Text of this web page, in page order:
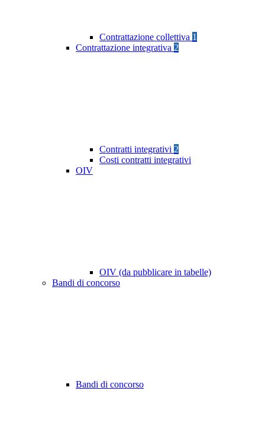
Contrattazione collettiva 1
Contrattazione integrativa 2
Contratti integrativi 2
Costi contratti integrativi
OIV
OIV (da pubblicare in tabelle)
Bandi di concorso
Bandi di concorso